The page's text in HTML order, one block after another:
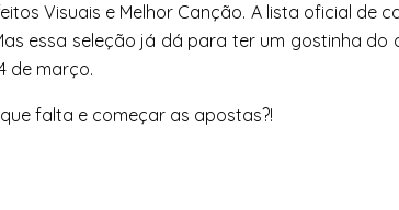
Visuais e Melhor Canção. A lista oficial de
essa seleção já dá para ter um gostinha do
de março.
falta e começar as apostas?!